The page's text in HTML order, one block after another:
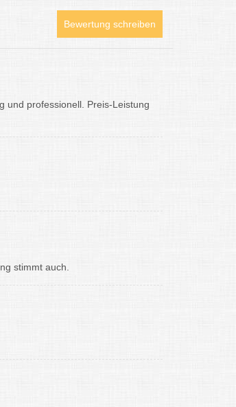
Bewertung schreiben
und professionell. Preis-Leistung
stimmt auch.